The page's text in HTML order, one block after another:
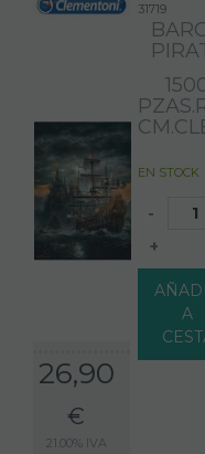
26,90
€
21.00% IVA
31719
EN STOCK
-
+
A